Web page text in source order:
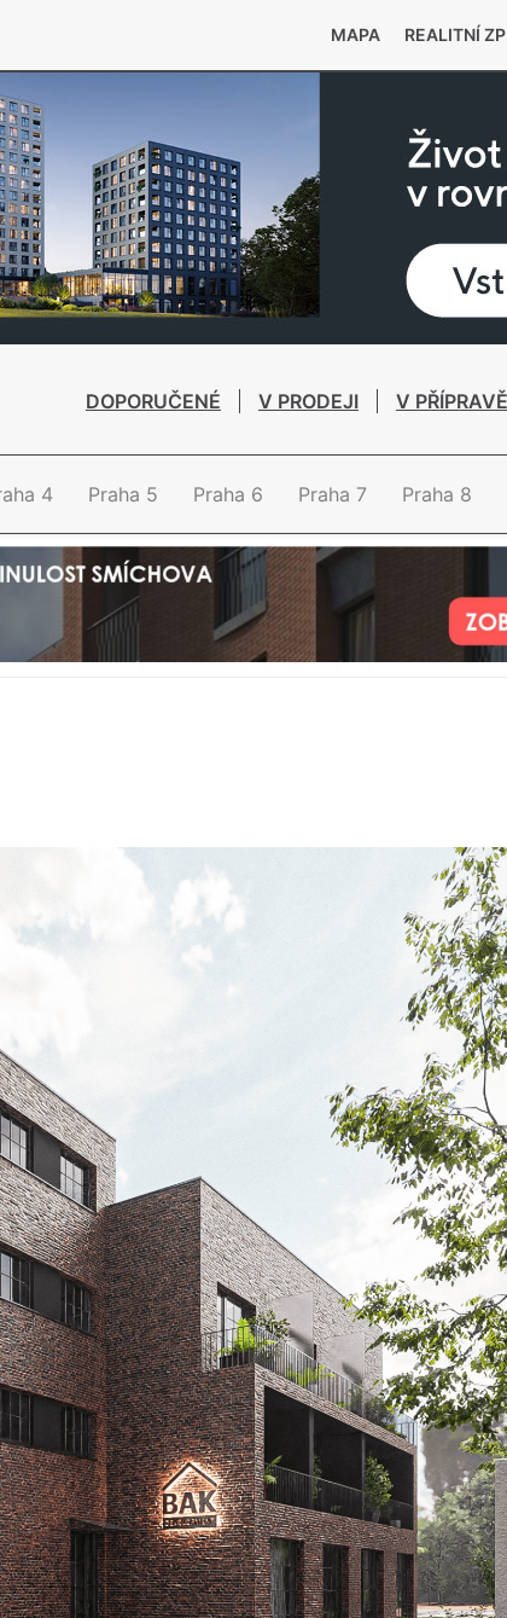
MAPA REALITNÍ
DOPORUČENÉ V PRODEJI V PŘÍPRAVĚ
4 Praha 5 Praha 6 Praha 7 Praha 8